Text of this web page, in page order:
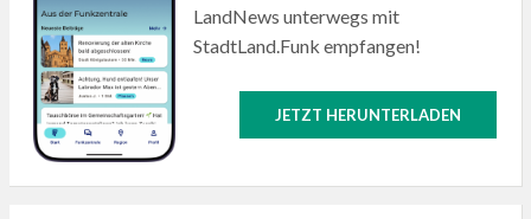
LandNews unterwegs mit
StadtLand.Funk empfangen!
JETZT HERUNTERLADEN